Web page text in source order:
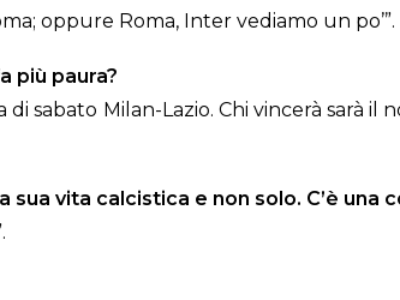
oppure Roma, Inter vediamo un po’”.
più paura?
di sabato Milan-Lazio. Chi vincerà
sua vita calcistica e non solo. C’è